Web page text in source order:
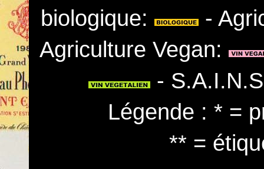
biologique:
-
Agriculture Vegan:
-
Légende : * =
** =